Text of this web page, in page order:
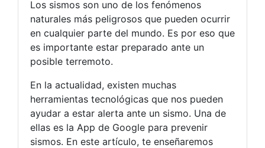
Los sismos son uno de los fenómenos
naturales más peligrosos que pueden ocurrir
en cualquier parte del mundo. Es por eso que
es importante estar preparado ante un
posible terremoto.
En la actualidad, existen muchas
herramientas tecnológicas que nos pueden
ayudar a estar alerta ante un sismo. Una de
ellas es la App de Google para prevenir
sismos. En este artículo, te enseñaremos